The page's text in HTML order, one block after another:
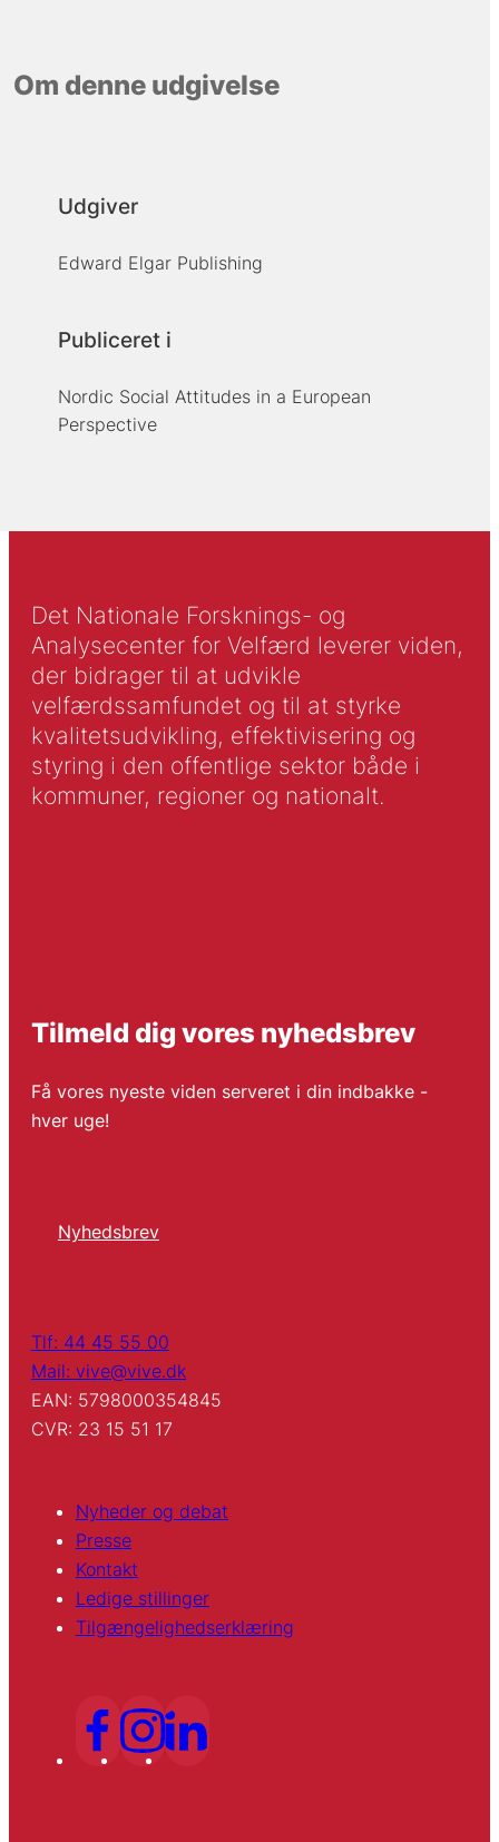
Om denne udgivelse
Udgiver
Edward Elgar Publishing
Publiceret i
Nordic Social Attitudes in a European
Perspective
Det Nationale Forsknings- og
Analysecenter for Velfærd leverer viden,
der bidrager til at udvikle
velfærdssamfundet og til at styrke
kvalitetsudvikling, effektivisering og
styring i den offentlige sektor både i
kommuner, regioner og nationalt.
Tilmeld dig vores nyhedsbrev
Få vores nyeste viden serveret i din indbakke -
hver uge!
Nyhedsbrev
Tlf: 44 45 55 00
Mail: vive@vive.dk
EAN: 5798000354845
CVR: 23 15 51 17
Nyheder og debat
Presse
Kontakt
Ledige stillinger
Tilgængelighedserklæring